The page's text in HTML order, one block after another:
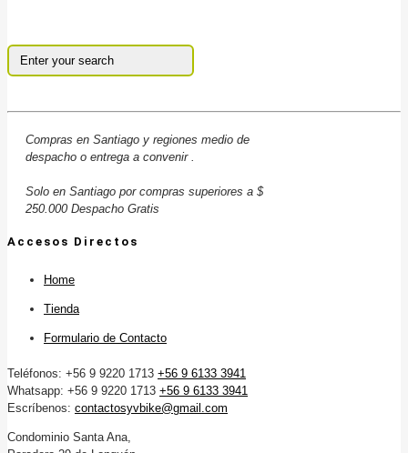
Compras en Santiago y regiones medio de
despacho o entrega a convenir .
Solo en Santiago por compras superiores a $
250.000 Despacho Gratis
Accesos Directos
Home
Tienda
Formulario de Contacto
Teléfonos: +56 9 9220 1713 +56 9 6133 3941
Whatsapp: +56 9 9220 1713 +56 9 6133 3941
Escríbenos: contactosyvbike@gmail.com
Condominio Santa Ana,